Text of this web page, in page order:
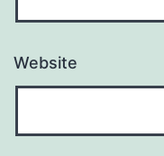
Website